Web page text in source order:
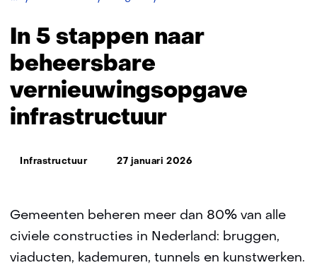
naar
infrastructuur
In 5 stappen naar
beheersbare
vernieuwingsopgave
infrastructuur
Thema:
Infrastructuur 27 januari 2026
Gemeenten beheren meer dan 80% van alle
civiele constructies in Nederland: bruggen,
viaducten, kademuren, tunnels en kunstwerken.